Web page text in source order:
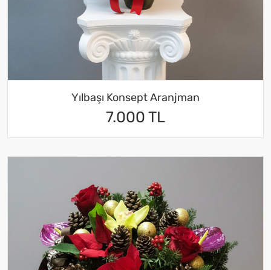
Yılbaşı Konsept Aranjman
7.000 TL